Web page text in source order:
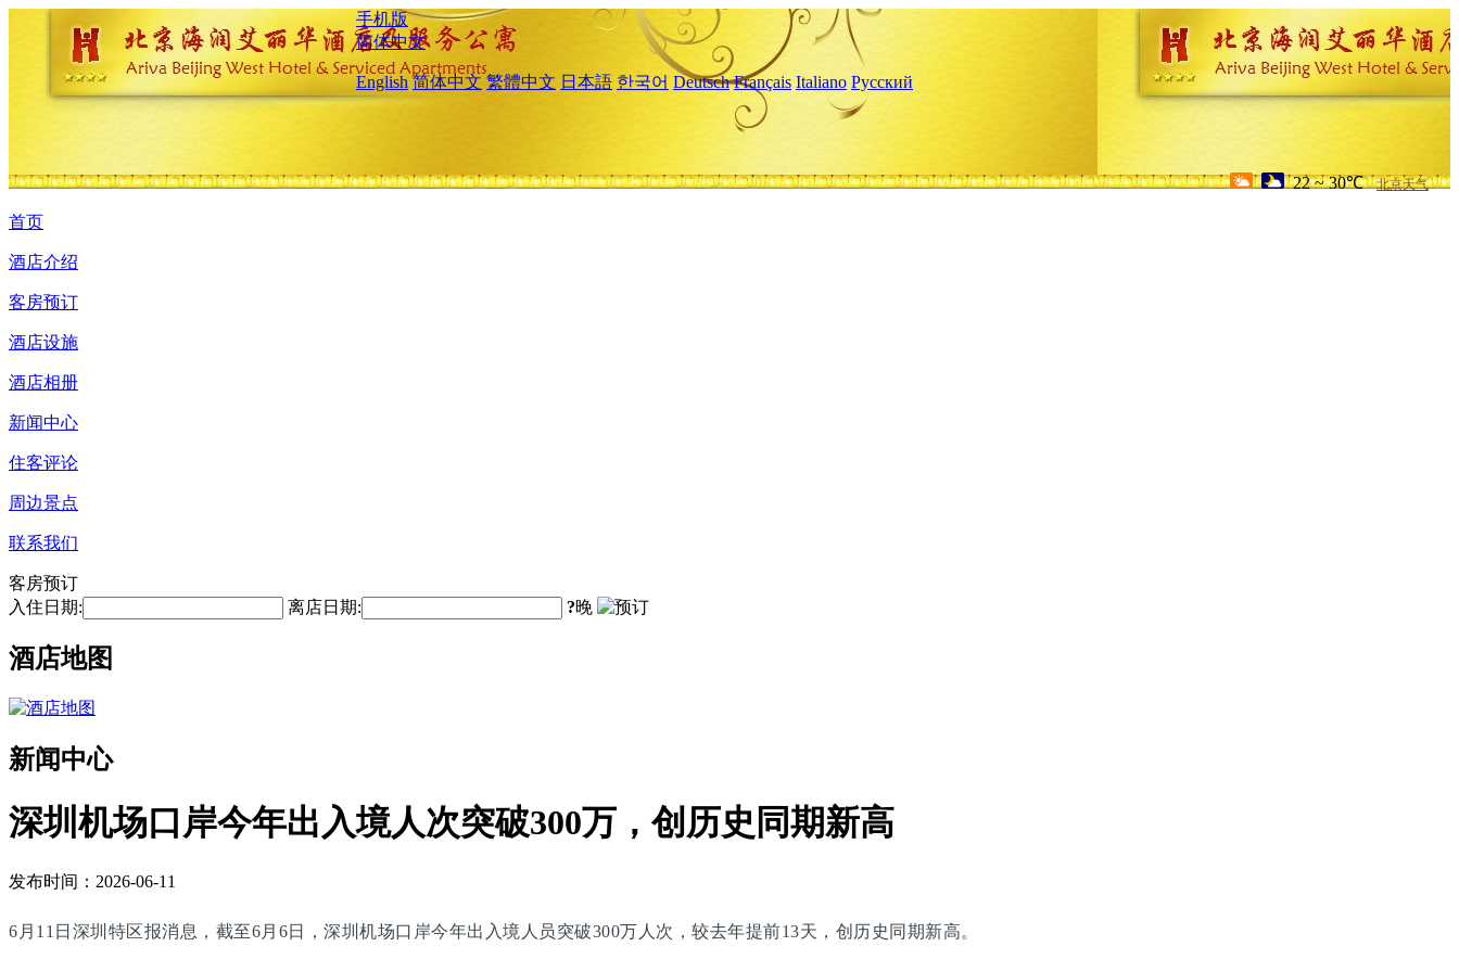
手机版
简体中文
English 简体中文 繁體中文 日本語 한국어 Deutsch Français Italiano Русский
22 ~ 30℃ 北京天气
首页
酒店介绍
客房预订
酒店设施
酒店相册
新闻中心
住客评论
周边景点
联系我们
客房预订
入住日期:
离店日期: ?晚
酒店地图
新闻中心
深圳机场口岸今年出入境人次突破300万，创历史同期新高
发布时间：2026-06-11
6月11日深圳特区报消息，截至6月6日，深圳机场口岸今年出入境人员突破300万人次，较去年提前13天，创历史同期新高。